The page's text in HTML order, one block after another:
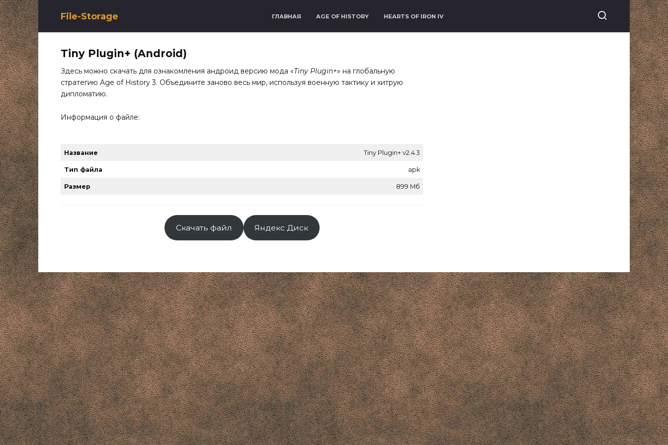
Перейти
к
содержанию
File-Storage ГЛАВНАЯ AGE OF HISTORY HEARTS OF IRON IV
Tiny Plugin+ (Android)
Здесь можно скачать для ознакомления андроид версию мода «Tiny Plugin+» на глобальную
стратегию Age of History 3. Объедините заново весь мир, используя военную тактику и хитрую
дипломатию.
Информация о файле:
Название Tiny Plugin+ v2.4.3
Тип файла apk
Размер 899 Мб
Скачать файл Яндекс Диск